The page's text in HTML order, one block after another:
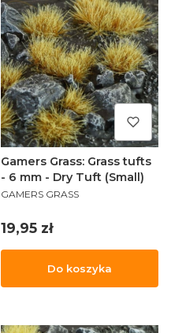
Gamers Grass: Grass tufts
- 6 mm - Dry Tuft (Small)
PRODUCENT
GAMERS GRASS
Cena
19,95 zł
Do koszyka